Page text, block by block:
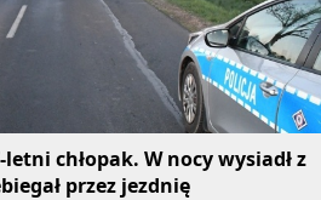
letni chłopak. W nocy wysiadł z
przez jezdnię